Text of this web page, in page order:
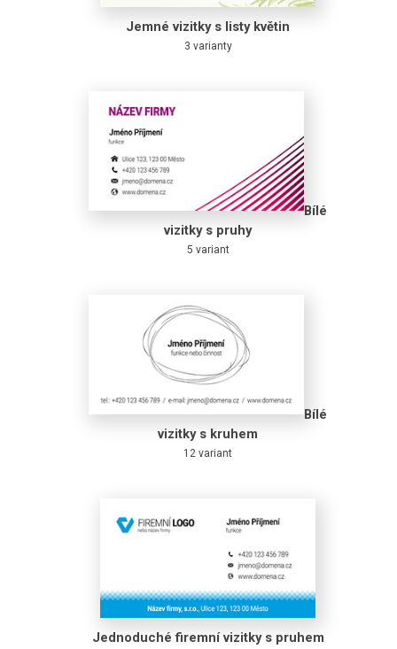
Jemné vizitky s listy květin
3 varianty
Bílé
vizitky s pruhy
5 variant
Bílé
vizitky s kruhem
12 variant
Jednoduché firemní vizitky s pruhem